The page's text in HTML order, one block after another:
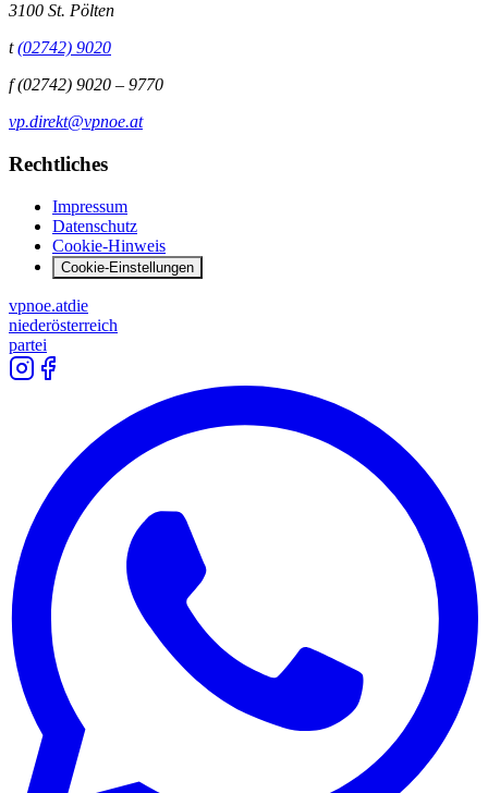
3100 St. Pölten
t (02742) 9020
f (02742) 9020 – 9770
vp.direkt@vpnoe.at
Rechtliches
Impressum
Datenschutz
Cookie-Hinweis
Cookie-Einstellungen
vpnoe.atdie
niederösterreich
partei